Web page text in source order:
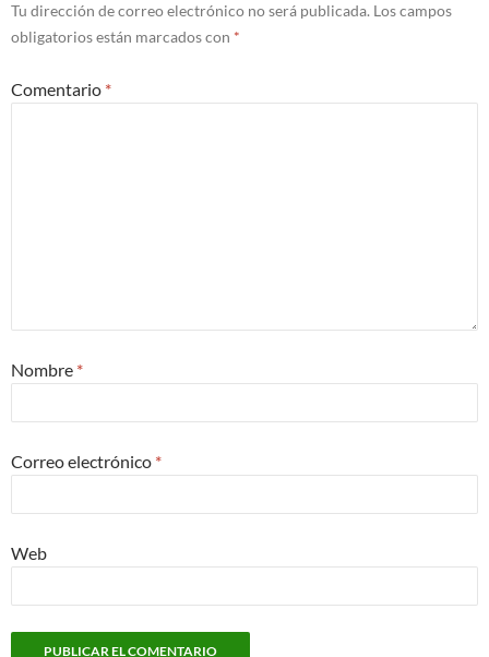
Tu dirección de correo electrónico no será publicada. Los campos
obligatorios están marcados con *
Comentario *
Nombre *
Correo electrónico *
Web